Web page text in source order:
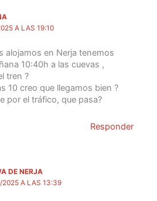
A LAS 19:10
alojamos en Nerja tenemos
10:40h a las cuevas ,
tren ?
10 creo que llegamos bien ?
por el tráfico, que pasa?
Responder
DE NERJA
2025 A LAS 13:39